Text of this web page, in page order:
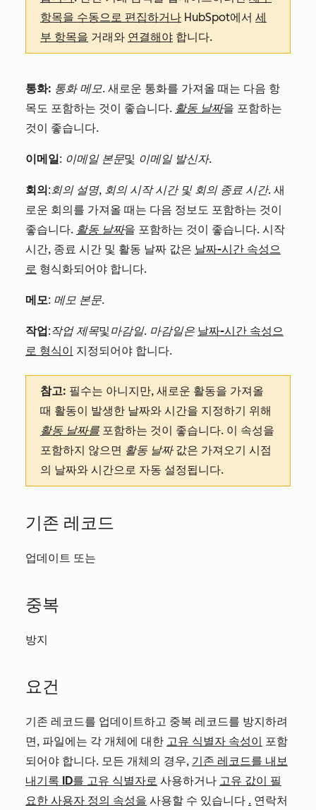
항목을 수동으로 편집하거나 HubSpot에서 세
부 항목을 거래와 연결해야 합니다.
통화: 통화 메모. 새로운 통화를 가져올 때는 다음 항
목도 포함하는 것이 좋습니다. 활동 날짜을 포함하는
것이 좋습니다.
이메일: 이메일 본문및 이메일 발신자.
회의:회의 설명, 회의 시작 시간 및 회의 종료 시간. 새
로운 회의를 가져올 때는 다음 정보도 포함하는 것이
좋습니다. 활동 날짜을 포함하는 것이 좋습니다. 시작
시간, 종료 시간 및 활동 날짜 값은 날짜-시간 속성으
로 형식화되어야 합니다.
메모: 메모 본문.
작업:작업 제목및 마감일. 마감일은 날짜-시간 속성으
로 형식이 지정되어야 합니다.
참고: 필수는 아니지만, 새로운 활동을 가져올
때 활동이 발생한 날짜와 시간을 지정하기 위해
활동 날짜를 포함하는 것이 좋습니다. 이 속성을
포함하지 않으면 활동 날짜값은 가져오기 시점
의 날짜와 시간으로 자동 설정됩니다.
기존 레코드
업데이트 또는
중복
방지
요건
기존 레코드를 업데이트하고 중복 레코드를 방지하려
면, 파일에는 각 개체에 대한 고유 식별자 속성이 포함
되어야 합니다. 모든 개체의 경우, 기존 레코드를 내보
내기록 ID를 고유 식별자로 사용하거나 고유 값이 필
요한 사용자 정의 속성을 사용할 수 있습니다 . 연락처